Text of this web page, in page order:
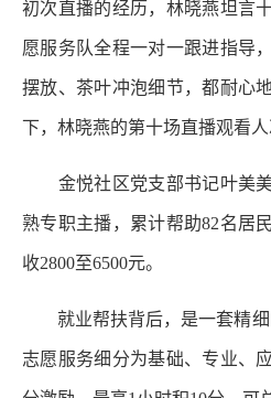
初次直播的经历，林晓燕坦言
愿服务队全程一对一跟进指导
摆放、茶叶冲泡细节，都耐心
下，林晓燕的第十场直播观看人
金悦社区党支部书记叶美美
熟专职主播，累计帮助82名居
收2800至6500元。
就业帮扶背后，是一套精细
志愿服务细分为基础、专业、